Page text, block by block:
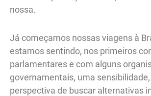
nossa.
Já começamos nossas viagens à
estamos sentindo, nos primeiros
parlamentares e com alguns
governamentais, uma
perspectiva de buscar alternativas